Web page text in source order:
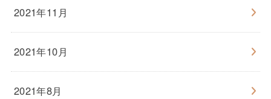
2021年11月
2021年10月
2021年8月